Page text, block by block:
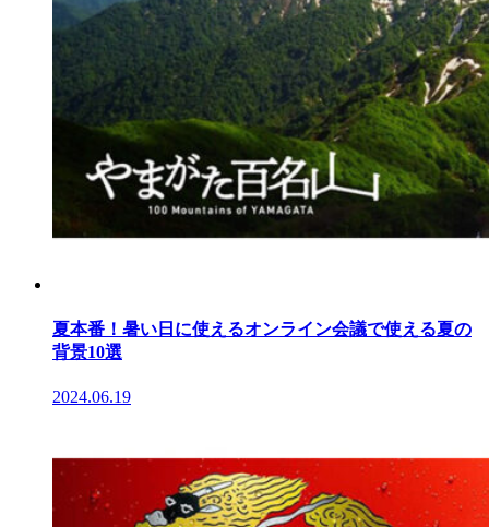
夏本番！暑い日に使えるオンライン会議で使える夏の
背景10選
2024.06.19